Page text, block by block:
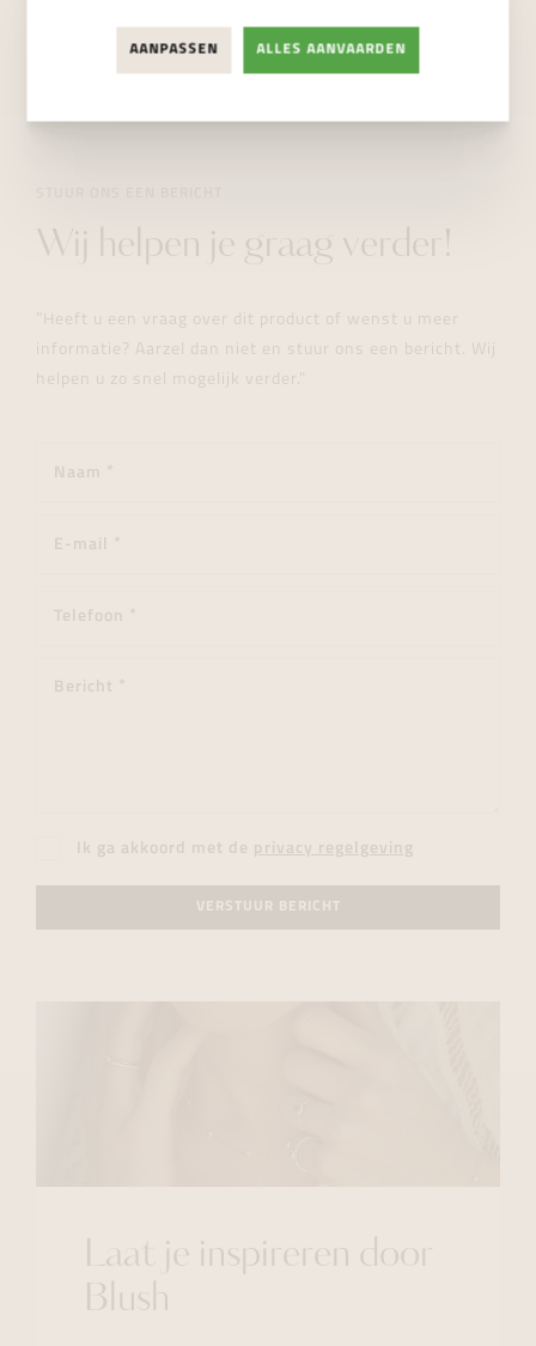
NIET BESCHIKBAAR
Wij helpen je graag verder!
"Heeft u een vraag over dit product of wenst u meer
informatie? Aarzel dan niet en stuur ons een bericht. Wij
helpen u zo snel mogelijk verder."
Ik ga akkoord met de privacy regelgeving
VERSTUUR BERICHT
Laat je inspireren door
Blush
AANPASSEN ALLES AANVAARDEN